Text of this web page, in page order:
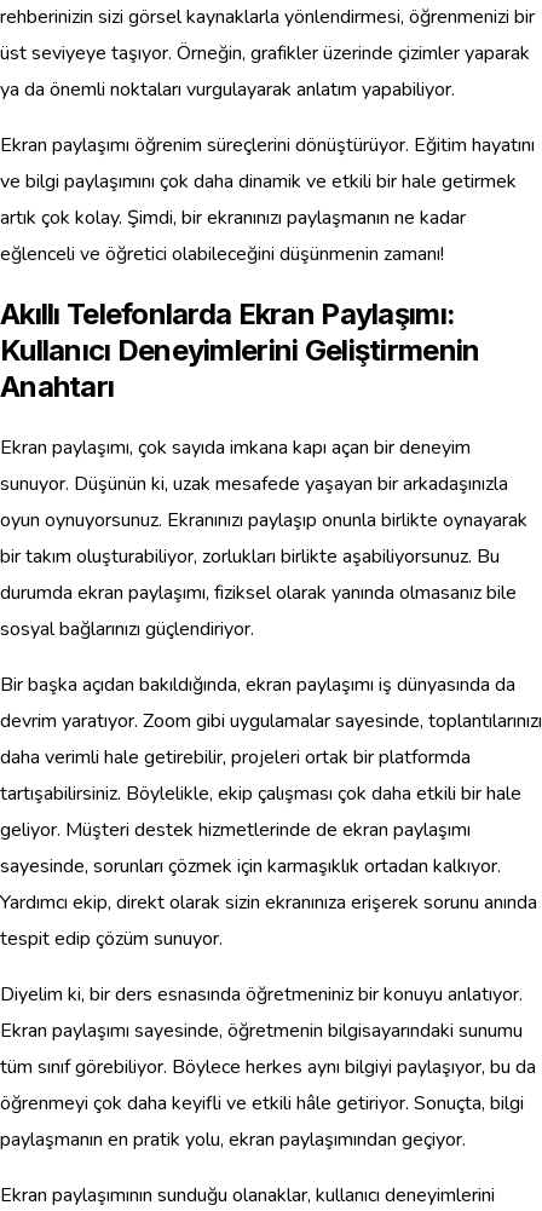
rehberinizin sizi görsel kaynaklarla yönlendirmesi, öğrenmenizi bir
üst seviyeye taşıyor. Örneğin, grafikler üzerinde çizimler yaparak
ya da önemli noktaları vurgulayarak anlatım yapabiliyor.
Ekran paylaşımı öğrenim süreçlerini dönüştürüyor. Eğitim hayatını
ve bilgi paylaşımını çok daha dinamik ve etkili bir hale getirmek
artık çok kolay. Şimdi, bir ekranınızı paylaşmanın ne kadar
eğlenceli ve öğretici olabileceğini düşünmenin zamanı!
Akıllı Telefonlarda Ekran Paylaşımı:
Kullanıcı Deneyimlerini Geliştirmenin
Anahtarı
Ekran paylaşımı, çok sayıda imkana kapı açan bir deneyim
sunuyor. Düşünün ki, uzak mesafede yaşayan bir arkadaşınızla
oyun oynuyorsunuz. Ekranınızı paylaşıp onunla birlikte oynayarak
bir takım oluşturabiliyor, zorlukları birlikte aşabiliyorsunuz. Bu
durumda ekran paylaşımı, fiziksel olarak yanında olmasanız bile
sosyal bağlarınızı güçlendiriyor.
Bir başka açıdan bakıldığında, ekran paylaşımı iş dünyasında da
devrim yaratıyor. Zoom gibi uygulamalar sayesinde, toplantılarınızı
daha verimli hale getirebilir, projeleri ortak bir platformda
tartışabilirsiniz. Böylelikle, ekip çalışması çok daha etkili bir hale
geliyor. Müşteri destek hizmetlerinde de ekran paylaşımı
sayesinde, sorunları çözmek için karmaşıklık ortadan kalkıyor.
Yardımcı ekip, direkt olarak sizin ekranınıza erişerek sorunu anında
tespit edip çözüm sunuyor.
Diyelim ki, bir ders esnasında öğretmeniniz bir konuyu anlatıyor.
Ekran paylaşımı sayesinde, öğretmenin bilgisayarındaki sunumu
tüm sınıf görebiliyor. Böylece herkes aynı bilgiyi paylaşıyor, bu da
öğrenmeyi çok daha keyifli ve etkili hâle getiriyor. Sonuçta, bilgi
paylaşmanın en pratik yolu, ekran paylaşımından geçiyor.
Ekran paylaşımının sunduğu olanaklar, kullanıcı deneyimlerini